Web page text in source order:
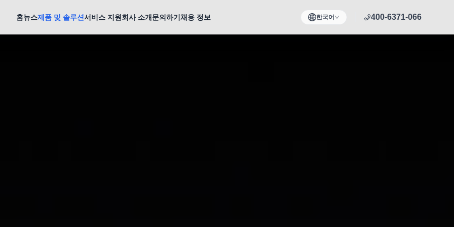
홈뉴스제품 및 솔루션서비스 지원 회사 소개 문의하기 채용 정보 한국어 400-6371-066